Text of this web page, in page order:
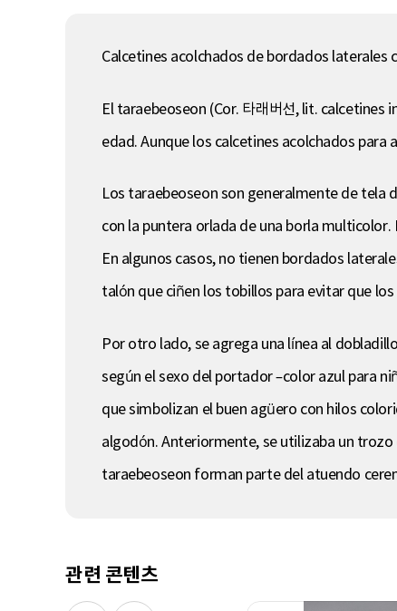
Calcetines acolchados de bordados
El taraebeoseon (Cor. 타래버선, lit.
edad. Aunque los calcetines acolchados
Los taraebeoseon son generalmente de tela
con la puntera orlada de una borla
En algunos casos, no tienen bordados
talón que ciñen los tobillos para evitar que los
Por otro lado, se agrega una línea al
según el sexo del portador –color azul para
que simbolizan el buen agüero con hilos
algodón. Anteriormente, se utilizaba un
taraebeoseon forman parte del atuendo
관련 콘텐츠